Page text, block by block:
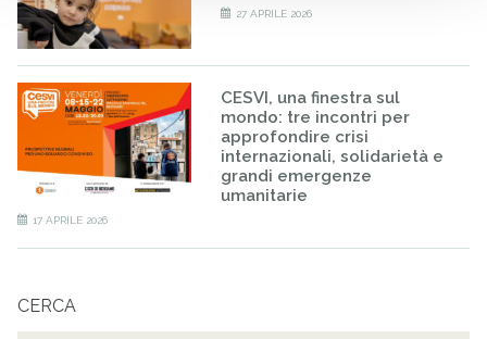
27 APRILE 2026
CESVI, una finestra sul
mondo: tre incontri per
approfondire crisi
internazionali, solidarietà e
grandi emergenze
umanitarie
17 APRILE 2026
CERCA